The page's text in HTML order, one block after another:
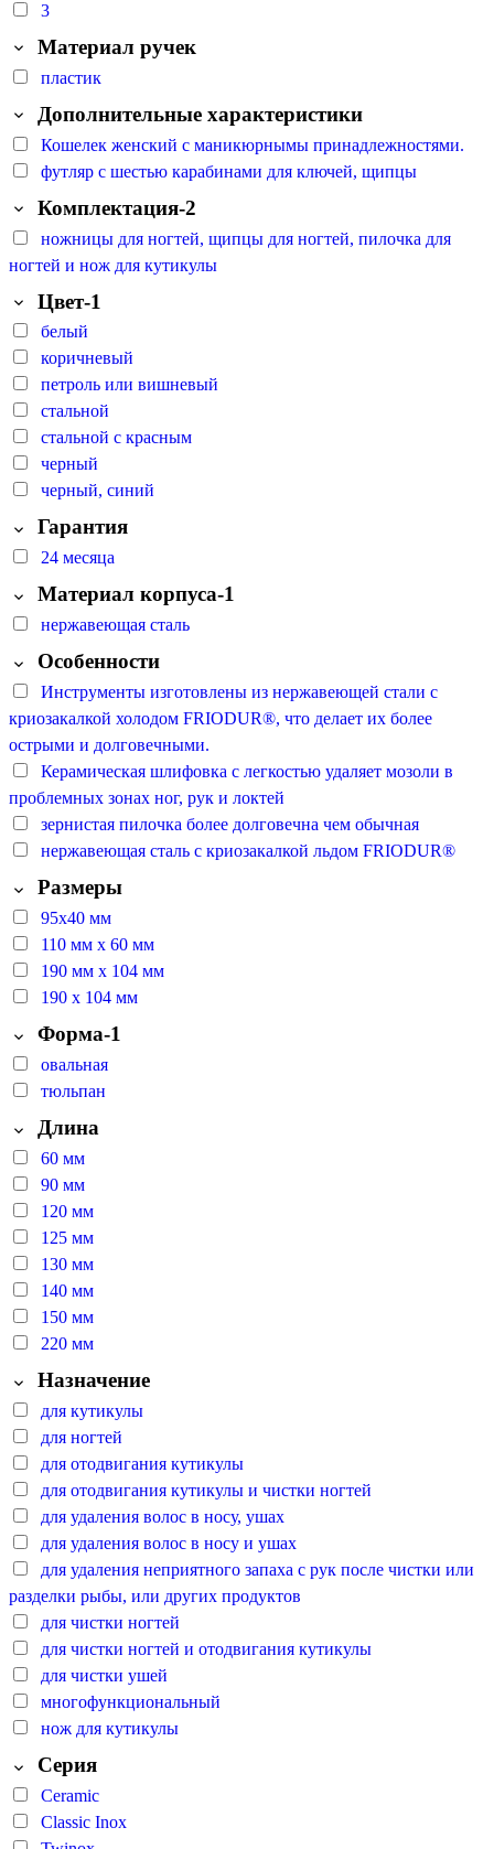
3
Материал ручек
пластик
Дополнительные характеристики
Кошелек женский с маникюрнымы принадлежностями.
футляр с шестью карабинами для ключей, щипцы
Комплектация-2
ножницы для ногтей, щипцы для ногтей, пилочка для
ногтей и нож для кутикулы
Цвет-1
белый
коричневый
петроль или вишневый
стальной
стальной с красным
черный
черный, синий
Гарантия
24 месяца
Материал корпуса-1
нержавеющая сталь
Особенности
Инструменты изготовлены из нержавеющей стали с
криозакалкой холодом FRIODUR®, что делает их более
острыми и долговечными.
Керамическая шлифовка с легкостью удаляет мозоли в
проблемных зонах ног, рук и локтей
зернистая пилочка более долговечна чем обычная
нержавеющая сталь с криозакалкой льдом FRIODUR®
Размеры
95х40 мм
110 мм х 60 мм
190 мм х 104 мм
190 х 104 мм
Форма-1
овальная
тюльпан
Длина
60 мм
90 мм
120 мм
125 мм
130 мм
140 мм
150 мм
220 мм
Назначение
для кутикулы
для ногтей
для отодвигания кутикулы
для отодвигания кутикулы и чистки ногтей
для удаления волос в носу, ушах
для удаления волос в носу и ушах
для удаления неприятного запаха с рук после чистки или
разделки рыбы, или других продуктов
для чистки ногтей
для чистки ногтей и отодвигания кутикулы
для чистки ушей
многофункциональный
нож для кутикулы
Серия
Ceramic
Classic Inox